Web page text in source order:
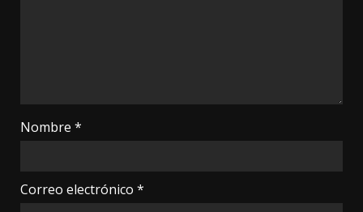
Nombre *
Correo electrónico *